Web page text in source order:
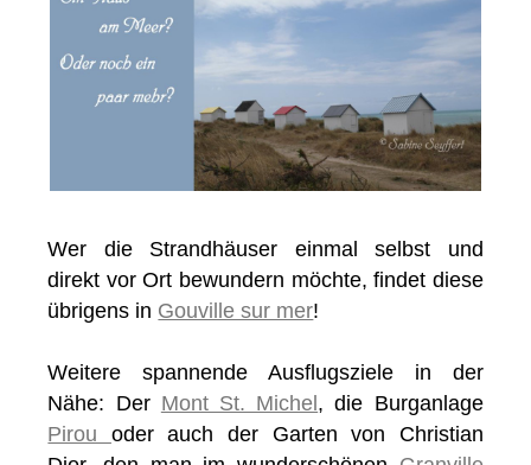
Wer die Strandhäuser einmal selbst und
direkt vor Ort bewundern möchte, findet diese
übrigens in Gouville sur mer!
Weitere spannende Ausflugsziele in der
Nähe: Der Mont St. Michel , die Burganlage
Pirou oder auch der Garten von Christian